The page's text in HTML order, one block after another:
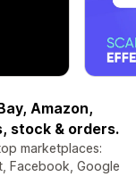
Amazon,
stock & orders.
marketplaces:
Facebook, Google